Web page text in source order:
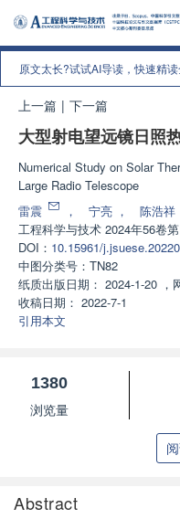
原文太长?试试AI导读，快速精
上一篇 | 下一篇
大型射电望远镜日照
Numerical Study on Solar
Large Radio Telescope
雷震
， 宁亮 ， 陈浩祥
工程科学与技术 2024年56卷
DOI： 10.15961/
中图分类号： TN82
纸质出版日期： 2024-1-20 ，
收稿日期： 2022-7-1
引用本文
1380
浏览量
Abstract